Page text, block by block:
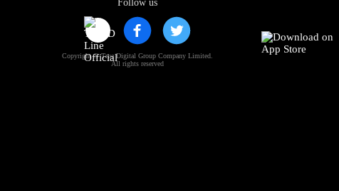
Follow us
Copyright © True Digital Group Company Limited.
All rights reserved